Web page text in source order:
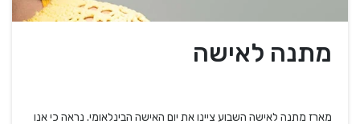
מתנה לאישה
מארז מתנה לאישה השבוע ציינו את יום האישה הבינלאומי. נראה כי אנו